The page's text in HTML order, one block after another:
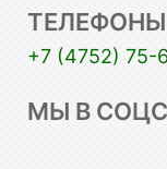
ТЕЛЕФОНЫ
+7 (4752) 75-
МЫ В